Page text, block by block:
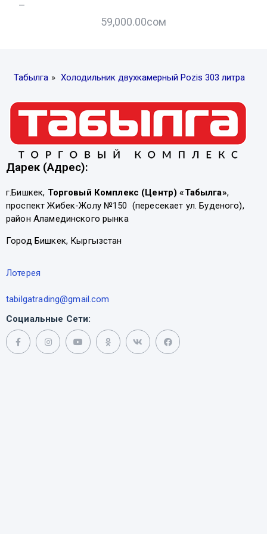
–
59,000.00сом
Табылга » Холодильник двухкамерный Pozis 303 литра
Дарек (Адрес):
г.Бишкек, Торговый Комплекс (Центр) «Табылга»,
проспект Жибек-Жолу №150 (пересекает ул. Буденого),
район Аламединского рынка
Город Бишкек, Кыргызстан
Лотерея
tabilgatrading@gmail.com
Социальные Сети: